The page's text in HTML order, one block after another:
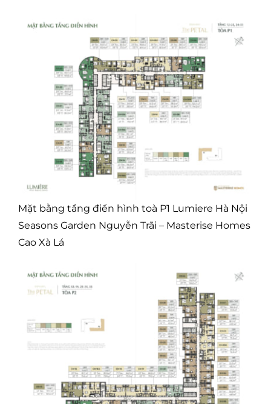
Mặt bằng tầng điển hình toà P1 Lumiere Hà Nội
Seasons Garden Nguyễn Trãi – Masterise Homes
Cao Xà Lá